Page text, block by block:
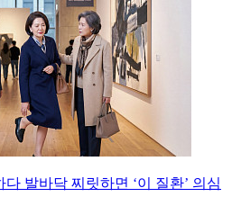
발바닥 찌릿하면 ‘이 질환’ 의심